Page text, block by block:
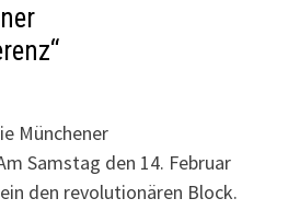
Münchener
Samstag den 14. Februar
den revolutionären Block.